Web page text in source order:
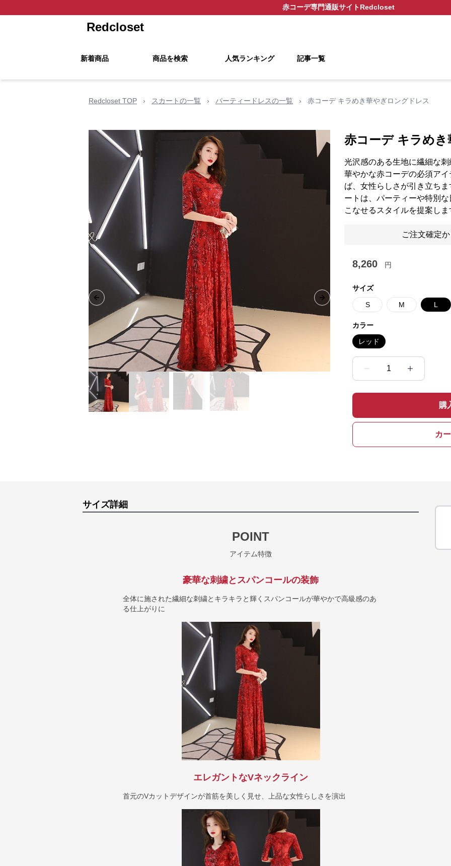
赤コーデ専門通販サイトRedcloset
Redcloset
新着商品 商品を検索 人気ランキング 記事一覧
Redcloset TOP › スカートの一覧 › パーティードレスの一覧 › 赤コーデ キラめき華やぎロングドレス
Previous slide Next slide
赤コーデ キラめ
光沢感のある生地に繊細な
華やかな赤コーデの必須ア
ば、女性らしさが引き立ち
ートは、パーティーや特別
こなせるスタイルを提案しま
ご注文確定
8,260 円
サイズ
S M L
カラー
レッド
1
購
カ
サイズ詳細
POINT
アイテム特徴
豪華な刺繍とスパンコールの装飾
全体に施された繊細な刺繍とキラキラと輝くスパンコールが華やかで高級感のあ
る仕上がりに
エレガントなVネックライン
首元のVカットデザインが首筋を美しく見せ、上品な女性らしさを演出